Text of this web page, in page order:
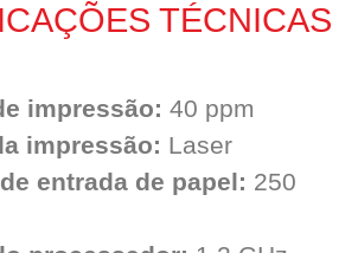
TÉCNICAS
impressão: 40 ppm
impressão: Laser
entrada de papel: 250